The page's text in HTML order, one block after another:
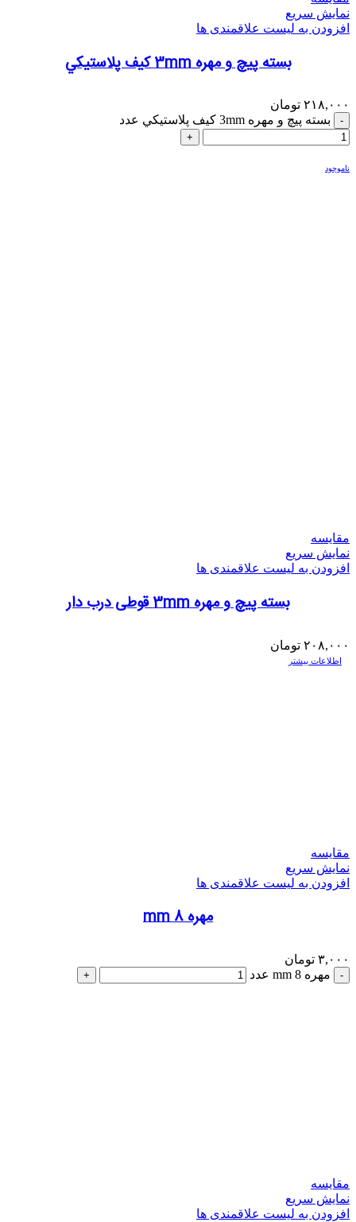
نمایش سریع
افزودن به لیست علاقمندی ها
بسته پيچ و مهره 3mm كيف پلاستيكي
۲۱۸,۰۰۰ تومان
بسته پيچ و مهره 3mm كيف پلاستيكي عدد
ناموجود
مقایسه
نمایش سریع
افزودن به لیست علاقمندی ها
بسته پیچ و مهره 3mm قوطی درب دار
۲۰۸,۰۰۰ تومان
اطلاعات بیشتر
مقایسه
نمایش سریع
افزودن به لیست علاقمندی ها
مهره 8 mm
۳,۰۰۰ تومان
مهره 8 mm عدد
مقایسه
نمایش سریع
افزودن به لیست علاقمندی ها